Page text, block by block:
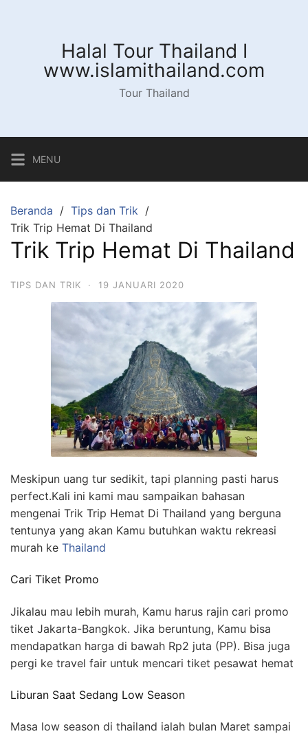
Halal Tour Thailand I
www.islamithailand.com
Tour Thailand
MENU
Beranda
Tips dan Trik
Trik Trip Hemat Di Thailand
Trik Trip Hemat Di Thailand
TIPS DAN TRIK · 19 JANUARI 2020
Meskipun uang tur sedikit, tapi planning pasti harus
perfect.Kali ini kami mau sampaikan bahasan
mengenai Trik Trip Hemat Di Thailand yang berguna
tentunya yang akan Kamu butuhkan waktu rekreasi
murah ke Thailand
Cari Tiket Promo
Jikalau mau lebih murah, Kamu harus rajin cari promo
tiket Jakarta-Bangkok. Jika beruntung, Kamu bisa
mendapatkan harga di bawah Rp2 juta (PP). Bisa juga
pergi ke travel fair untuk mencari tiket pesawat hemat
Liburan Saat Sedang Low Season
Masa low season di thailand ialah bulan Maret sampai